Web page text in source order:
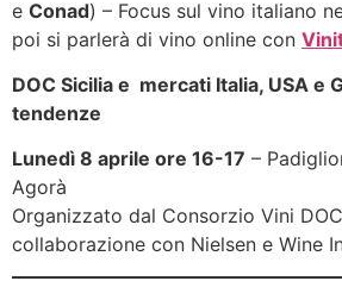
e Conad) – Focus sul vino italiano
poi si parlerà di vino online con
DOC Sicilia e mercati Italia, USA e
tendenze
Lunedì 8 aprile ore 16-17 –
Agorà
Organizzato dal Consorzio Vini
collaborazione con Nielsen e Wine